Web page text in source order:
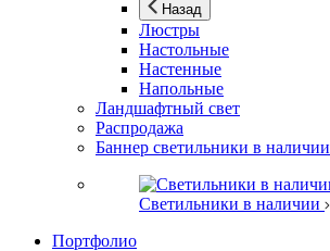
Назад
Люстры
Настольные
Настенные
Напольные
Ландшафтный свет
Распродажа
Баннер светильники в наличии
Светильники в наличии
Портфолио